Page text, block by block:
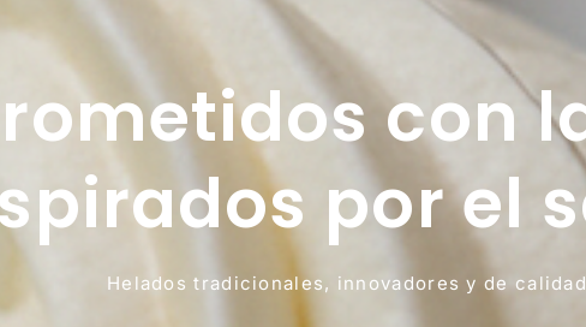
con
por el
Helados tradicionales, innovadores y de calidad